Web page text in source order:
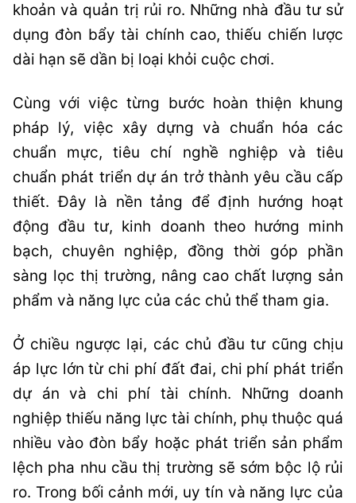
khoản và quản trị rủi ro. Những nhà đầu tư sử
dụng đòn bẩy tài chính cao, thiếu chiến lược
dài hạn sẽ dần bị loại khỏi cuộc chơi.
Cùng với việc từng bước hoàn thiện khung
pháp lý, việc xây dựng và chuẩn hóa các
chuẩn mực, tiêu chí nghề nghiệp và tiêu
chuẩn phát triển dự án trở thành yêu cầu cấp
thiết. Đây là nền tảng để định hướng hoạt
động đầu tư, kinh doanh theo hướng minh
bạch, chuyên nghiệp, đồng thời góp phần
sàng lọc thị trường, nâng cao chất lượng sản
phẩm và năng lực của các chủ thể tham gia.
Ở chiều ngược lại, các chủ đầu tư cũng chịu
áp lực lớn từ chi phí đất đai, chi phí phát triển
dự án và chi phí tài chính. Những doanh
nghiệp thiếu năng lực tài chính, phụ thuộc quá
nhiều vào đòn bẩy hoặc phát triển sản phẩm
lệch pha nhu cầu thị trường sẽ sớm bộc lộ rủi
ro. Trong bối cảnh mới, uy tín và năng lực của